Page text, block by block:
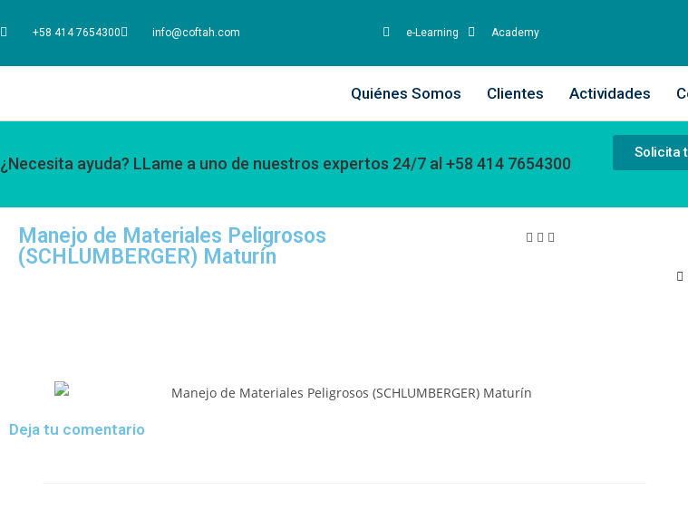
+58 414 7654300 info@coftah.com e-Learning Academy
Quiénes Somos Clientes Actividades
¿Necesita ayuda? LLame a uno de nuestros expertos 24/7 al +58 414 7654300
Solicita
Manejo de Materiales Peligrosos
(SCHLUMBERGER) Maturín
Deja tu comentario